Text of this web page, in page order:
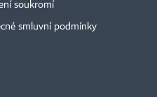
soukromí
smluvní podmínky